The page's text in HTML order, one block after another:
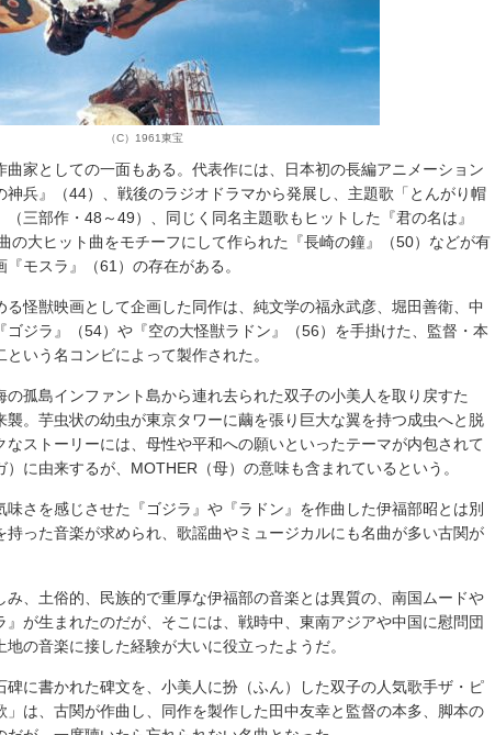
（C）1961東宝
家としての一面もある。代表作には、日本初の長編アニメーション
兵』（44）、戦後のラジオドラマから発展し、主題歌「とんがり帽
三部作・48～49）、同じく同名主題歌もヒットした『君の名は』
の大ヒット曲をモチーフにして作られた『長崎の鐘』（50）などが有
モスラ』（61）の存在がある。
怪獣映画として企画した同作は、純文学の福永武彦、堀田善衛、中
ジラ』（54）や『空の大怪獣ラドン』（56）を手掛けた、監督・本
いう名コンビによって製作された。
孤島インファント島から連れ去られた双子の小美人を取り戻すた
。芋虫状の幼虫が東京タワーに繭を張り巨大な翼を持つ成虫へと脱
なストーリーには、母性や平和への願いといったテーマが内包されて
に由来するが、MOTHER（母）の意味も含まれているという。
さを感じさせた『ゴジラ』や『ラドン』を作曲した伊福部昭とは別
った音楽が求められ、歌謡曲やミュージカルにも名曲が多い古関が
、土俗的、民族的で重厚な伊福部の音楽とは異質の、南国ムードや
が生まれたのだが、そこには、戦時中、東南アジアや中国に慰問団
の音楽に接した経験が大いに役立ったようだ。
に書かれた碑文を、小美人に扮（ふん）した双子の人気歌手ザ・ピ
」は、古関が作曲し、同作を製作した田中友幸と監督の本多、脚本の